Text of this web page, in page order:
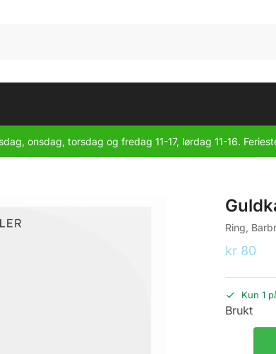
onsdag, torsdag og fredag 11-17, lørdag 11-16.
Ring,
kr 80
Kun 1
Brukt